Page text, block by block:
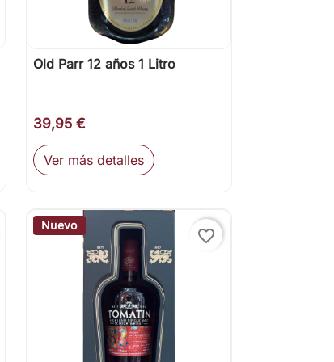
carrito
 Vista rápida
Old Parr 12 años 1 Litro
39,95 €
Ver más detalles
Nuevo
favorite_border